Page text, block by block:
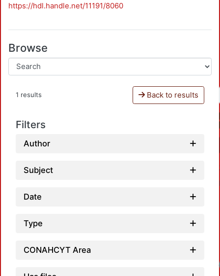
https://hdl.handle.net/11191/8060
Browse
1 results Back to results
Filters
Author
Subject
Date
Type
CONAHCYT Area